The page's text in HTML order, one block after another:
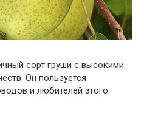
сорт груши с высокими
Он пользуется
и любителей этого